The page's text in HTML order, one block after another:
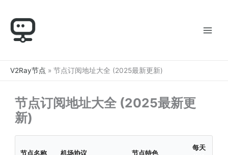
V2Ray节点 » 节点订阅地址大全 (2025最新更新)
节点订阅地址大全 (2025最新更
新)
节点名称 机场协议 节点特色
每天